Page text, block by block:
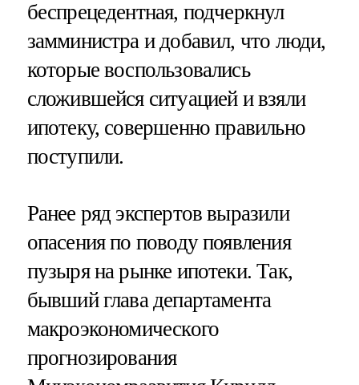
беспрецедентная, подчеркнул
замминистра и добавил, что люди,
которые воспользовались
сложившейся ситуацией и взяли
ипотеку, совершенно правильно
поступили.
Ранее ряд экспертов выразили
опасения по поводу появления
пузыря на рынке ипотеки. Так,
бывший глава департамента
макроэкономического
прогнозирования